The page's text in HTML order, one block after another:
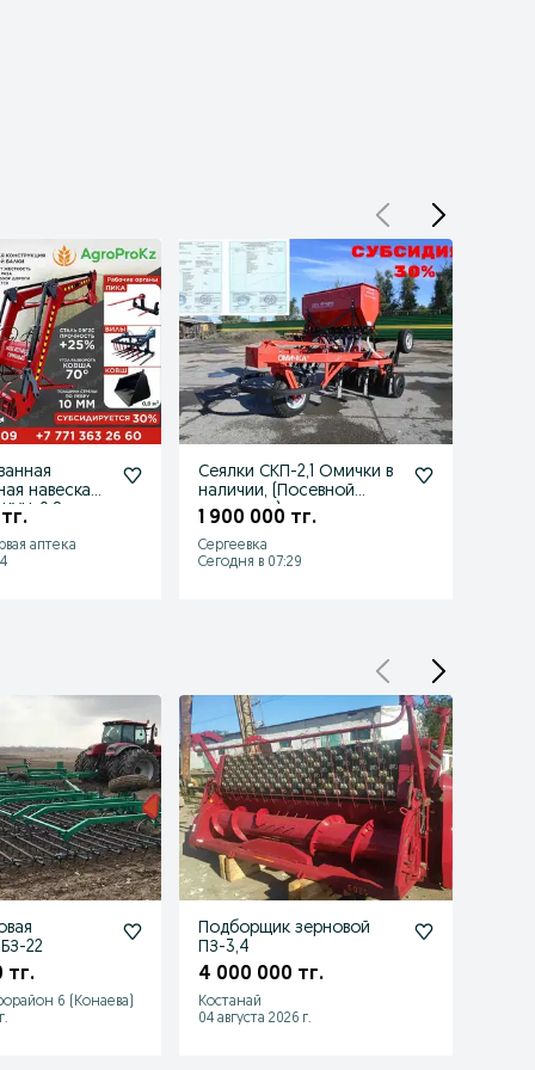
навеска
0.8 с
аптека
Сеялки СКП-2,1 Омички в
наличии, (Посевной
комплекс)
1 900 000 тг.
Сергеевка
Сегодня в 07:29
22
тг.
6 (Конаева)
Подборщик зерновой
ПЗ-3,4
4 000 000 тг.
Костанай
04 августа 2026 г.